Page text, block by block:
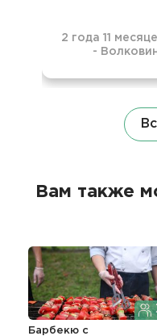
2 года 11
-
Вам также
Барбекю с